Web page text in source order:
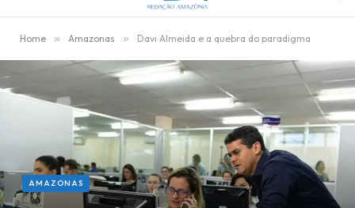
Home » Amazonas » Davi Almeida e a quebra do paradigma
AMAZONAS